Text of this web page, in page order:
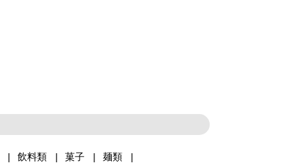
飲料類 菓子
麺類